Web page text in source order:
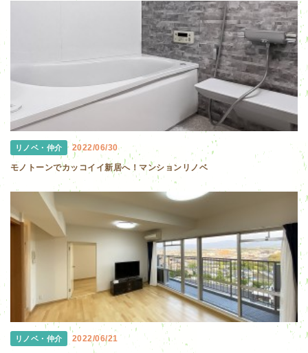
リノベ・仲介 2022/06/30
モノトーンでカッコイイ新居へ！マンションリノベ
リノベ・仲介 2022/06/21